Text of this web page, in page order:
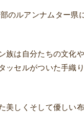
ルアンナムター県
は自分たちの文化
セルがついた手織
しくそして優しい布